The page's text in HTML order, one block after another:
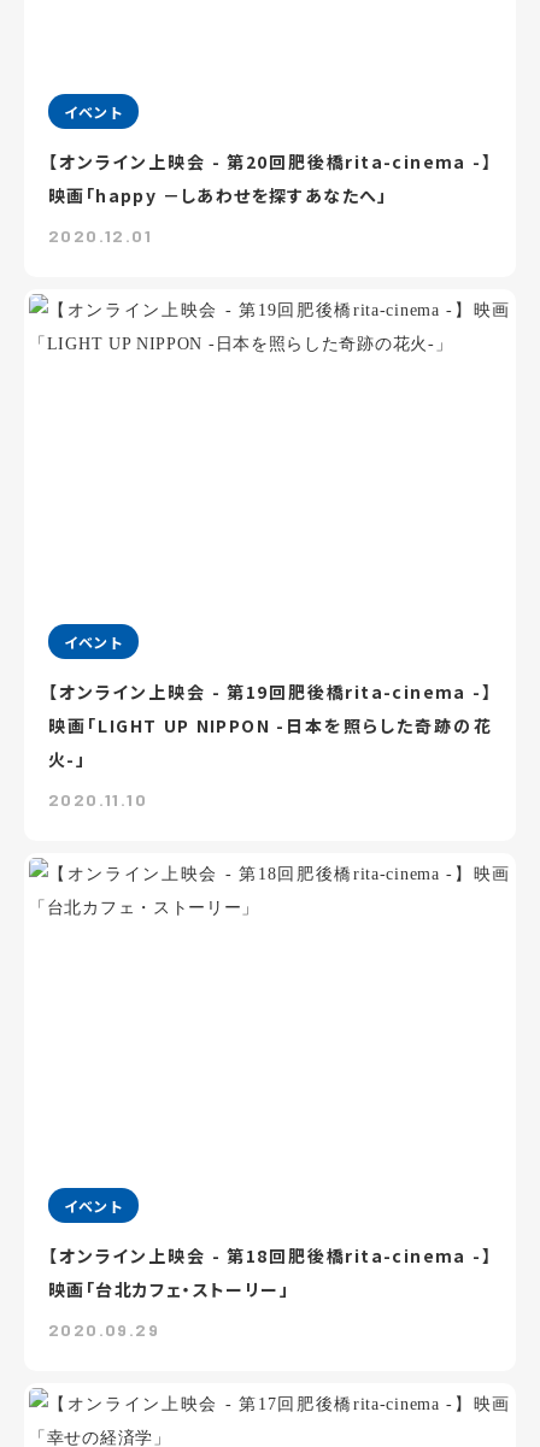
イベント
【オンライン上映会 - 第20回肥後橋rita-cinema -】
映画「happy －しあわせを探すあなたへ」
2020.12.01
イベント
【オンライン上映会 - 第19回肥後橋rita-cinema -】
映画「LIGHT UP NIPPON -日本を照らした奇跡の花
火-」
2020.11.10
イベント
【オンライン上映会 - 第18回肥後橋rita-cinema -】
映画「台北カフェ・ストーリー」
2020.09.29